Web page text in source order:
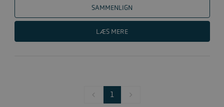
SAMMENLIGN
LÆS MERE
1